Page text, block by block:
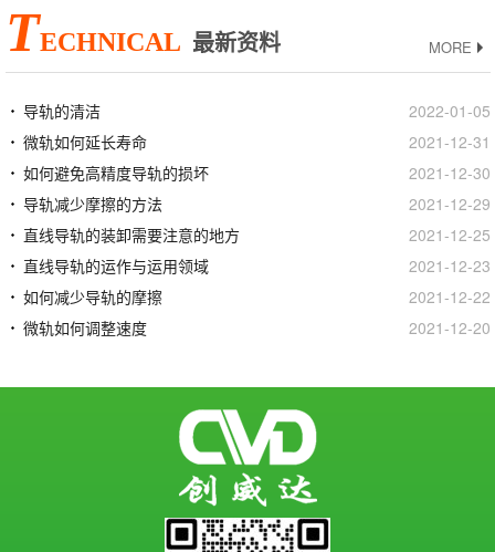
TECHNICAL 最新资料 MORE
导轨的清洁
2022-01-05
微轨如何延长寿命
2021-12-31
如何避免高精度导轨的损坏
2021-12-30
导轨减少摩擦的方法
2021-12-29
直线导轨的装卸需要注意的地方
2021-12-25
直线导轨的运作与运用领域
2021-12-23
如何减少导轨的摩擦
2021-12-22
微轨如何调整速度
2021-12-20